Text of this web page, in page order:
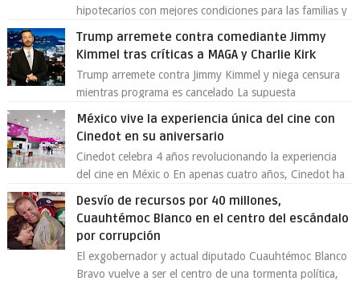
hipotecarios con mejores condiciones para las familias y
Trump arremete contra comediante Jimmy
Kimmel tras críticas a MAGA y Charlie Kirk
Trump arremete contra Jimmy Kimmel y niega censura
mientras programa es cancelado La supuesta
México vive la experiencia única del cine con
Cinedot en su aniversario
Cinedot celebra 4 años revolucionando la experiencia
del cine en Méxic o En apenas cuatro años, Cinedot ha
demostrado que es posible reinve...
Desvío de recursos por 40 millones,
Cuauhtémoc Blanco en el centro del escándalo
por corrupción
El exgobernador y actual diputado Cuauhtémoc Blanco
Bravo vuelve a ser el centro de una tormenta política,